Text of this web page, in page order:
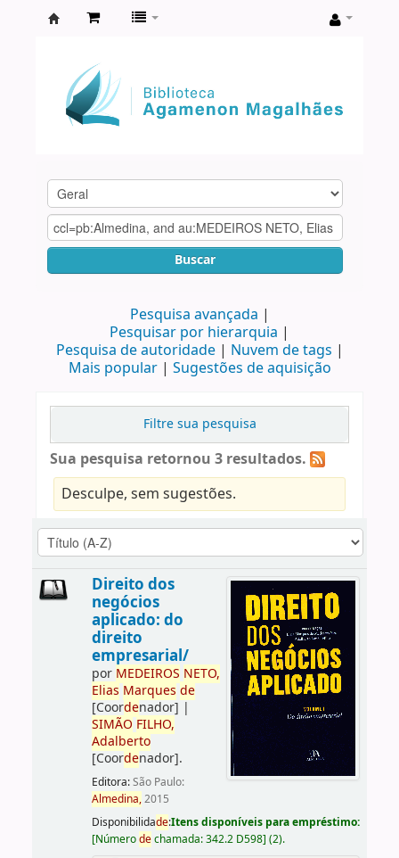
Agamenon
Magalhães
Buscar
Pesquisa avançada
Pesquisar por hierarquia
Pesquisa de autoridade
Nuvem de tags
Mais popular
Sugestões de aquisição
Filtre sua pesquisa
Sua pesquisa retornou 3 resultados.
Desculpe, sem sugestões.
Direito dos
negócios
aplicado: do
direito
empresarial/
por MEDEIROS NETO,
Elias Marques de
[Coordenador] |
SIMÃO FILHO,
Adalberto
[Coordenador].
Editora:São Paulo:
Almedina,2015
Disponibilidade:Itens disponíveis para empréstimo:
[Númerodechamada:342.2 D598] (2).